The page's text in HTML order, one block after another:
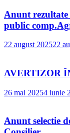
Anunt
public
22 august 202522
AVERTIZOR
26 mai 20254 iunie
Anunt selectie